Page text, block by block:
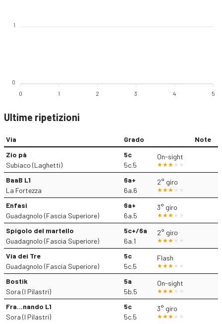
1
0
0 1 2 3 4 5
Ultime ripetizioni
Via Grado
Note
Zio pà
Subiaco (Laghetti)
5c
5c.5
On-sight
BaaB L1
La Fortezza
6a+
6a.6
2° giro
Enfasi
Guadagnolo (Fascia Superiore)
6a+
6a.5
3° giro
Spigolo del martello
Guadagnolo (Fascia Superiore)
5c+/6a
6a.1
2° giro
Via dei Tre
Guadagnolo (Fascia Superiore)
5c
5c.5
Flash
Bostik
Sora (I Pilastri)
5a
5b.5
On-sight
Fra...nando L1
Sora (I Pilastri)
5c
5c.5
3° giro